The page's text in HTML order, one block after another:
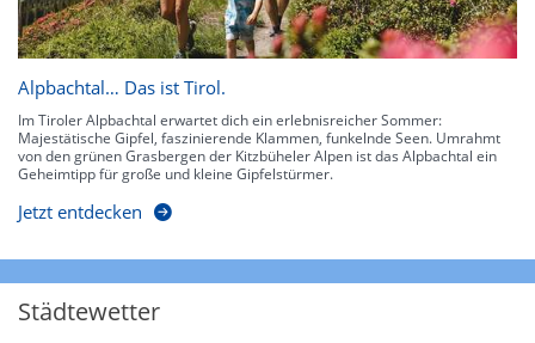
Alpbachtal… Das ist Tirol.
Im Tiroler Alpbachtal erwartet dich ein erlebnisreicher Sommer:
Majestätische Gipfel, faszinierende Klammen, funkelnde Seen. Umrahmt
von den grünen Grasbergen der Kitzbüheler Alpen ist das Alpbachtal ein
Geheimtipp für große und kleine Gipfelstürmer.
Jetzt entdecken
Städtewetter